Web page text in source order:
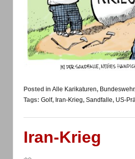
Posted in Alle Karikaturen,
Tags: Golf, Iran-Krieg, Sandfalle, US-
Iran-Krieg